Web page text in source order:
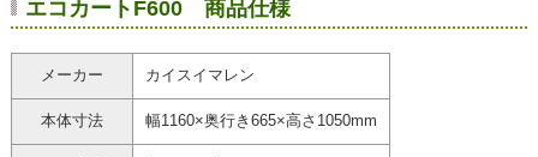
エコカートF600 商品仕様
メーカー カイスイマレン
本体寸法 幅1160×奥行き665×高さ1050mm